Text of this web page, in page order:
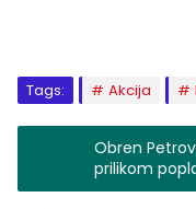
Tags: Akcija
Obren
prilikom
dovelo do